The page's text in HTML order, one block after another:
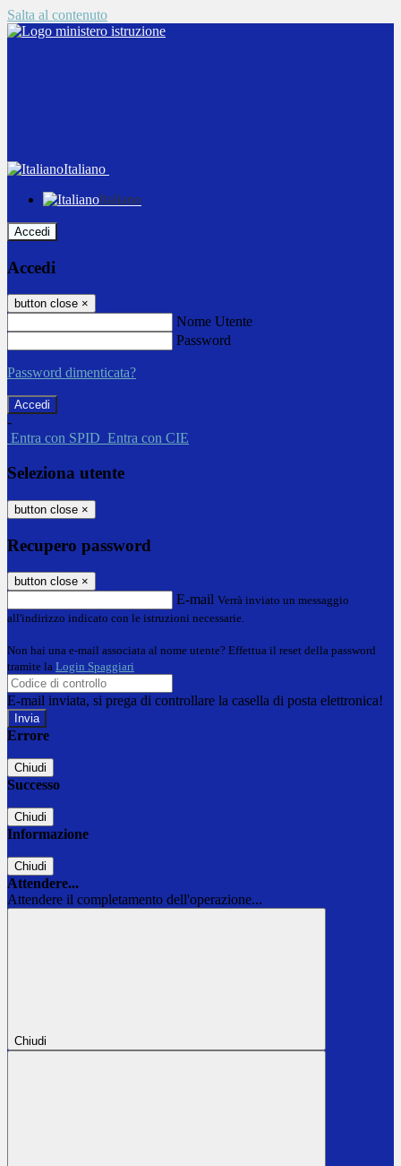
Salta al contenuto
Italiano
Italiano
Accedi
Accedi
button close ×
Nome Utente
Password
Password dimenticata?
-
Entra con SPID Entra con CIE
Seleziona utente
button close ×
Recupero password
button close ×
E-mail Verrà inviato un messaggio
all'indirizzo indicato con le istruzioni necessarie.
Non hai una e-mail associata al nome utente? Effettua il reset della password
tramite la Login Spaggiari
E-mail inviata, si prega di controllare la casella di posta elettronica!
Errore
Chiudi
Successo
Chiudi
Informazione
Chiudi
Attendere...
Attendere il completamento dell'operazione...
Chiudi